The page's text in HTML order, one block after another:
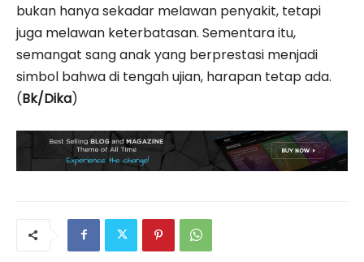
bukan hanya sekadar melawan penyakit, tetapi
juga melawan keterbatasan. Sementara itu,
semangat sang anak yang berprestasi menjadi
simbol bahwa di tengah ujian, harapan tetap ada.
(Bk/Dika)